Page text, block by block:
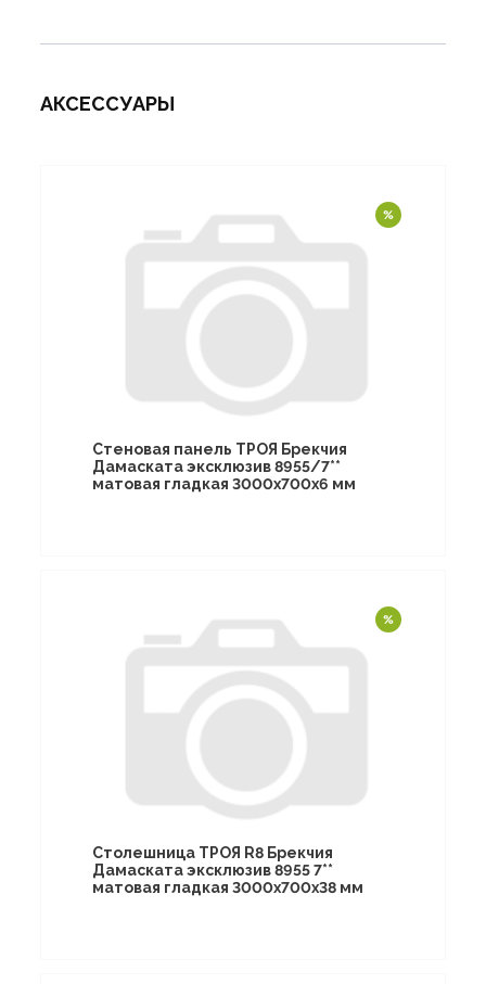
АКСЕССУАРЫ
Стеновая панель ТРОЯ Брекчия
Дамаската эксклюзив 8955/7**
матовая гладкая 3000х700х6 мм
Столешница ТРОЯ R8 Брекчия
Дамаската эксклюзив 8955 7**
матовая гладкая 3000х700х38 мм